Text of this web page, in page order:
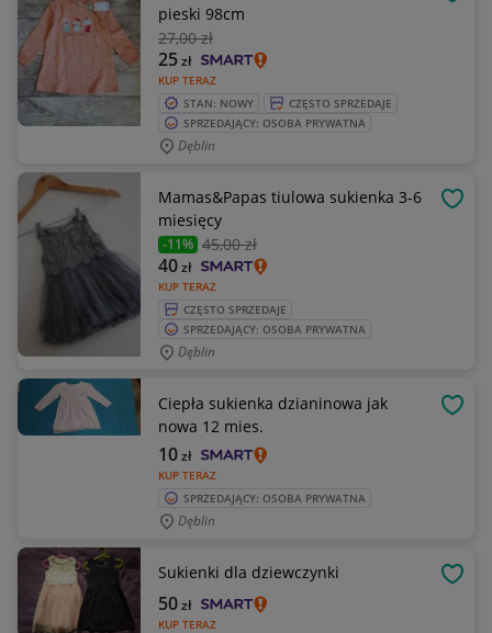
pieski 98cm
27,00 zł
KUP TERAZ
25zł
STAN: NOWY
CZĘSTO SPRZEDAJE
SPRZEDAJĄCY: OSOBA PRYWATNA
Dęblin
Mamas&Papas tiulowa sukienka 3-6
miesięcy
-11% 45,00 zł
KUP TERAZ
40zł
CZĘSTO SPRZEDAJE
SPRZEDAJĄCY: OSOBA PRYWATNA
Dęblin
Ciepła sukienka dzianinowa jak
nowa 12 mies.
KUP TERAZ
10zł
SPRZEDAJĄCY: OSOBA PRYWATNA
Dęblin
Sukienki dla dziewczynki
KUP TERAZ
50zł